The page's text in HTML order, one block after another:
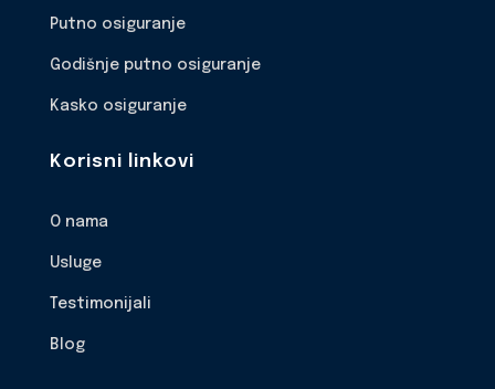
Putno osiguranje
Godišnje putno osiguranje
Kasko osiguranje
Korisni linkovi
O nama
Usluge
Testimonijali
Blog